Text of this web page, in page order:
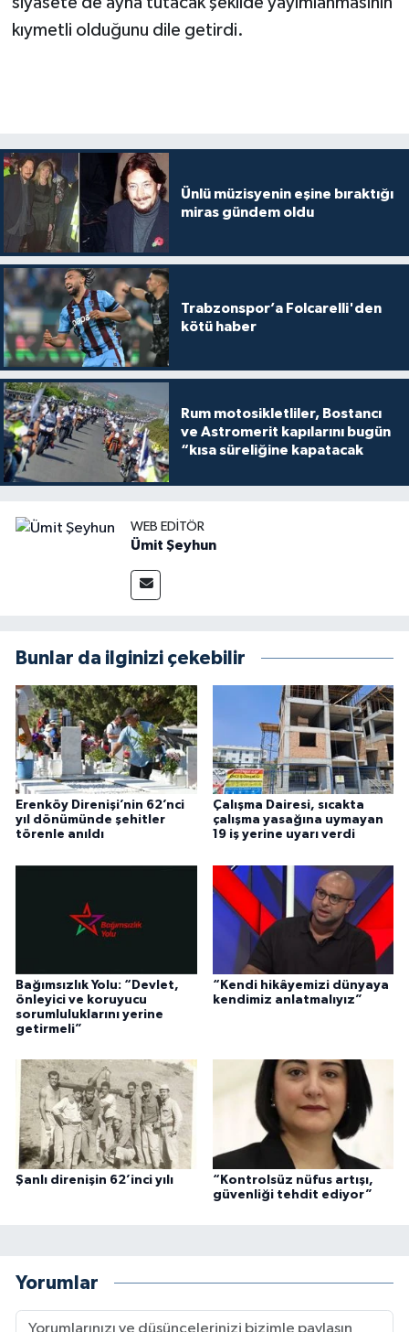
kıymetli olduğunu dile getirdi.
Ünlü müzisyenin eşine bıraktığı
miras gündem oldu
Trabzonspor’a Folcarelli'den
kötü haber
Rum motosikletliler, Bostancı
ve Astromerit kapılarını bugün
“kısa süreliğine kapatacak
WEB EDITÖR
Ümit Şeyhun
Bunlar da ilginizi çekebilir
Erenköy Direnişi’nin 62’nci
yıl dönümünde şehitler
törenle anıldı
Çalışma Dairesi, sıcakta
çalışma yasağına uymayan
19 iş yerine uyarı verdi
Bağımsızlık Yolu: “Devlet,
önleyici ve koruyucu
sorumluluklarını yerine
getirmeli”
“Kendi hikâyemizi dünyaya
kendimiz anlatmalıyız”
Şanlı direnişin 62’inci yılı
“Kontrolsüz nüfus artışı,
güvenliği tehdit ediyor”
Yorumlar